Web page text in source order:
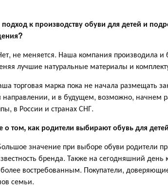
к производству обуви для детей и
не меняется. Наша компания производила и
лучшие натуральные материалы и
торговая марка пока не начала размещать
направлении, и в будущем, возможно, начнем
в России и странах СНГ.
том, как родители выбирают обувь для
значение при выборе обуви родители
бренда. Также на сегодняшний
более востребованным. Покупатели,
семьи.